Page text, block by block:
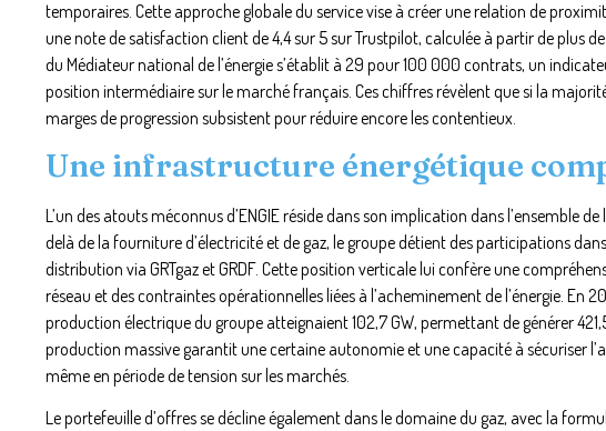
temporaires. Cette approche globale du service vise à créer une relation de
une note de satisfaction client de 4,4 sur 5 sur Trustpilot, calculée à partir de plus
du Médiateur national de l’énergie s’établit à 29 pour 100 000 contrats, un
position intermédiaire sur le marché français. Ces chiffres révèlent que si la
marges de progression subsistent pour réduire encore les contentieux.
Une infrastructure énergétique
L’un des atouts méconnus d’ENGIE réside dans son implication dans l’ensemble
delà de la fourniture d’électricité et de gaz, le groupe détient des participations
distribution via GRTgaz et GRDF. Cette position verticale lui confère une
réseau et des contraintes opérationnelles liées à l’acheminement de l’énergie. En
production électrique du groupe atteignaient 102,7 GW, permettant de générer
production massive garantit une certaine autonomie et une capacité à sécuriser
même en période de tension sur les marchés.
Le portefeuille d’offres se décline également dans le domaine du gaz, avec la